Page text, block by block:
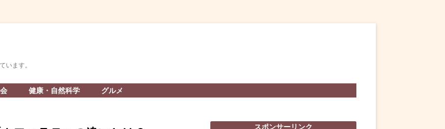
います。
コ
ン
健康・自然科学 グルメ
スポンサーリンク